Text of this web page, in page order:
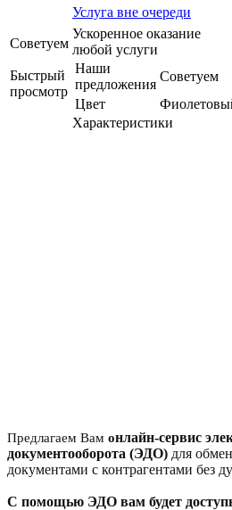
Советуем
Быстрый
просмотр
Услуга вне очереди
Ускоренное оказание
любой услуги
Наши
предложения
Советуем
Цвет
Характеристики
Предлагаем Вам онлайн-сервис
документооборота (ЭДО) для
документами с контрагентами без
С помощью ЭДО вам будет